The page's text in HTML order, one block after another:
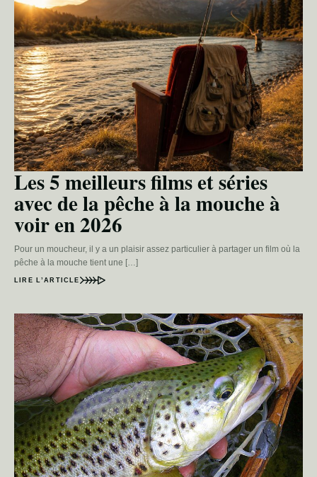
Les 5 meilleurs films et séries
avec de la pêche à la mouche à
voir en 2026
Pour un moucheur, il y a un plaisir assez particulier à partager un film où la
pêche à la mouche tient une […]
LIRE L’ARTICLE